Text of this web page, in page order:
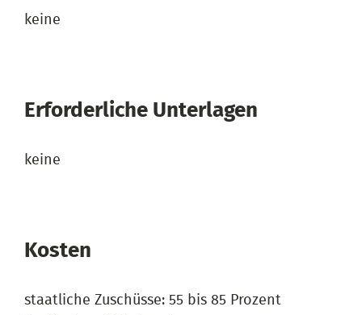
keine
Erforderliche Unterlagen
keine
Kosten
staatliche Zuschüsse: 55 bis 85 Prozent